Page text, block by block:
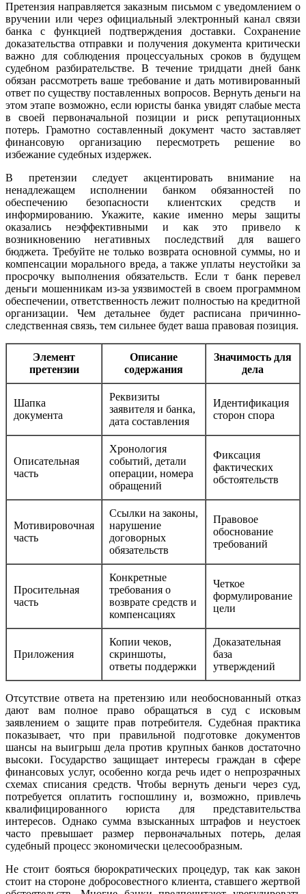
Претензия направляется заказным письмом с уведомлением о
вручении или через официальный электронный канал связи
банка с функцией подтверждения доставки. Сохранение
доказательства отправки и получения документа критически
важно для соблюдения процессуальных сроков в будущем
судебном разбирательстве. В течение тридцати дней банк
обязан рассмотреть ваше требование и дать мотивированный
ответ по существу поставленных вопросов. Вернуть деньги на
этом этапе возможно, если юристы банка увидят слабые места
в своей первоначальной позиции и риск репутационных
потерь. Грамотно составленный документ часто заставляет
финансовую организацию пересмотреть решение во
избежание судебных издержек.
В претензии следует акцентировать внимание на
ненадлежащем исполнении банком обязанностей по
обеспечению безопасности клиентских средств и
информированию. Укажите, какие именно меры защиты
оказались неэффективными и как это привело к
возникновению негативных последствий для вашего
бюджета. Требуйте не только возврата основной суммы, но и
компенсации морального вреда, а также уплаты неустойки за
просрочку выполнения обязательств. Если т банк перевел
деньги мошенникам из-за уязвимостей в своем программном
обеспечении, ответственность лежит полностью на кредитной
организации. Чем детальнее будет расписана причинно-
следственная связь, тем сильнее будет ваша правовая позиция.
Элемент
претензии
Описание
содержания
Значимость для
дела
Шапка
документа
Реквизиты
заявителя и банка,
дата составления
Идентификация
сторон спора
Описательная
часть
Хронология
событий, детали
операции, номера
обращений
Фиксация
фактических
обстоятельств
Мотивировочная
часть
Ссылки на законы,
нарушение
договорных
обязательств
Правовое
обоснование
требований
Просительная
часть
Конкретные
требования о
возврате средств и
компенсациях
Четкое
формулирование
цели
Приложения
Копии чеков,
скриншоты,
ответы поддержки
Доказательная
база
утверждений
Отсутствие ответа на претензию или необоснованный отказ
дают вам полное право обращаться в суд с исковым
заявлением о защите прав потребителя. Судебная практика
показывает, что при правильной подготовке документов
шансы на выигрыш дела против крупных банков достаточно
высоки. Государство защищает интересы граждан в сфере
финансовых услуг, особенно когда речь идет о непрозрачных
схемах списания средств. Чтобы вернуть деньги через суд,
потребуется оплатить госпошлину и, возможно, привлечь
квалифицированного юриста для представительства
интересов. Однако сумма взысканных штрафов и неустоек
часто превышает размер первоначальных потерь, делая
судебный процесс экономически целесообразным.
Не стоит бояться бюрократических процедур, так как закон
стоит на стороне добросовестного клиента, ставшего жертвой